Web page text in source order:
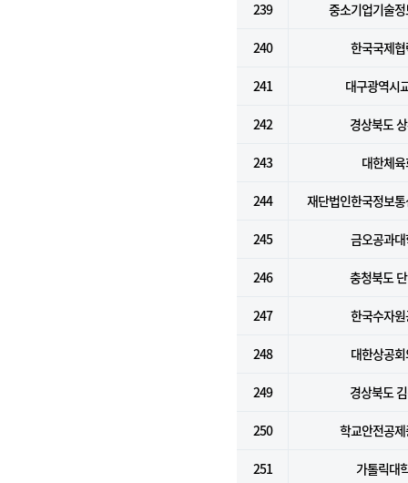
239 중소기업기술
240 한국국제
241 대구광역시
242 경상북도
243 대한체
244 재단법인한국정보
245 금오공과
246 충청북도
247 한국수자
248 대한상공
249 경상북도
250 학교안전공
251 가톨릭대